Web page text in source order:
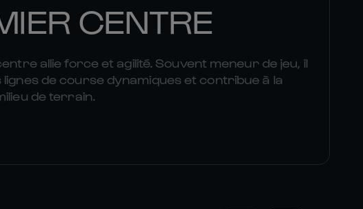
CENTRE
allie force et agilité. Souvent meneur de jeu, il
de course dynamiques et contribue à la
de terrain.